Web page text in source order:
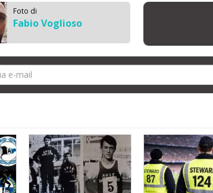
Foto di
Fabio Voglioso